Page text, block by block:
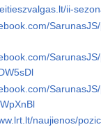
ii-
naujienos/